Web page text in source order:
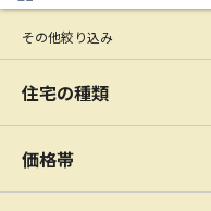
その他絞り込み
住宅の種類
価格帯